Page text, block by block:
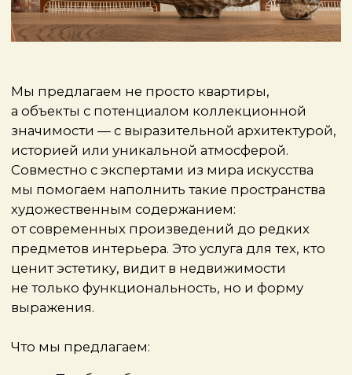
идентичности, пространство, наполненное
смыслом и вдохновением.
Здесь только те, кого искренне любим — тех,
рекомендации — не партнёрские
обязательства, не реклама: просто признание
вкуса и уважения.